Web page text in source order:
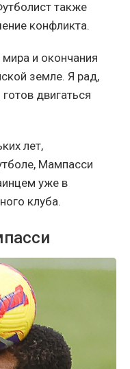
также
конфликта.
мира и окончания
земле. Я рад,
двигаться
лет,
Мампасси
уже в
клуба.